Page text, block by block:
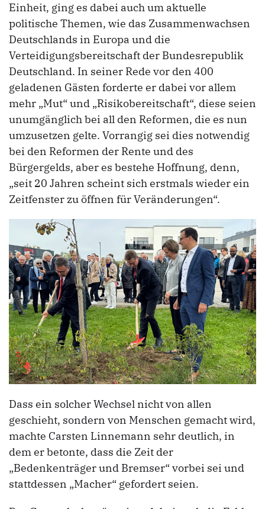
Einheit, ging es dabei auch um aktuelle
politische Themen, wie das Zusammenwachsen
Deutschlands in Europa und die
Verteidigungsbereitschaft der Bundesrepublik
Deutschland. In seiner Rede vor den 400
geladenen Gästen forderte er dabei vor allem
mehr „Mut“ und „Risikobereitschaft“, diese seien
unumgänglich bei all den Reformen, die es nun
umzusetzen gelte. Vorrangig sei dies notwendig
bei den Reformen der Rente und des
Bürgergelds, aber es bestehe Hoffnung, denn,
„seit 20 Jahren scheint sich erstmals wieder ein
Zeitfenster zu öffnen für Veränderungen“.
Dass ein solcher Wechsel nicht von allen
geschieht, sondern von Menschen gemacht wird,
machte Carsten Linnemann sehr deutlich, in
dem er betonte, dass die Zeit der
„Bedenkenträger und Bremser“ vorbei sei und
stattdessen „Macher“ gefordert seien.